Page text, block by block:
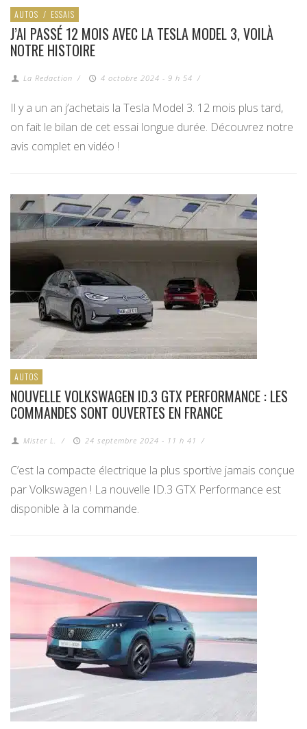
AUTOS / ESSAIS
J’AI PASSÉ 12 MOIS AVEC LA TESLA MODEL 3, VOILÀ
NOTRE HISTOIRE
La Redaction / 4 octobre 2024 - 9 h 54 /
Il y a un an j’achetais la Tesla Model 3. 12 mois plus tard,
on fait le bilan de cet essai longue durée. Découvrez notre
avis complet en vidéo !
AUTOS
NOUVELLE VOLKSWAGEN ID.3 GTX PERFORMANCE : LES
COMMANDES SONT OUVERTES EN FRANCE
Mister L. / 24 septembre 2024 - 11 h 41 /
C’est la compacte électrique la plus sportive jamais conçue
par Volkswagen ! La nouvelle ID.3 GTX Performance est
disponible à la commande.